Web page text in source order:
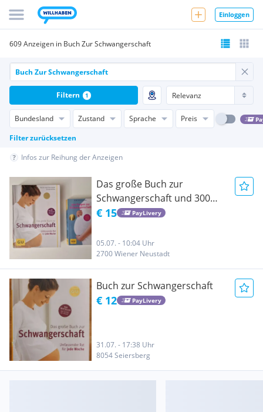
Einloggen
609 Anzeigen in Buch Zur Schwangerschaft
Bundesland Zustand Sprache Preis
Filter zurücksetzen
Filtern 1
Infos zur Reihung der Anzeigen
Das große Buch zur
Schwangerschaft und 300
Fragen zur Schwangerschaft
€ 15 PayLivery
05.07. - 10:04 Uhr
2700 Wiener Neustadt
Buch zur Schwangerschaft
€ 12 PayLivery
31.07. - 17:38 Uhr
8054 Seiersberg